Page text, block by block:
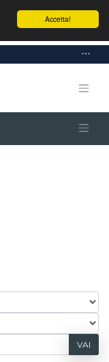
Accetta!
VAI